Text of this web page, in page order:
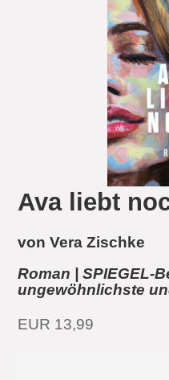
Ava liebt
von Vera Zischke
Roman | SPIEGEL-
ungewöhnlichste
EUR 13,99